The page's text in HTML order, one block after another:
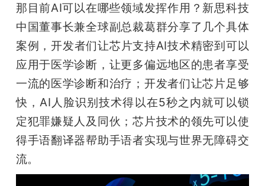
那目前AI可以在哪些领域发挥作用？新思科技
中国董事长兼全球副总裁葛群分享了几个具体
案例，开发者们让芯片支持AI技术精密到可以
应用于医学诊断，让更多偏远地区的患者享受
一流的医学诊断和治疗；开发者们让芯片足够
快，AI人脸识别技术得以在5秒之内就可以锁
定犯罪嫌疑人及同伙；芯片技术的领先可以使
得手语翻译器帮助手语者实现与世界无障碍交
流。